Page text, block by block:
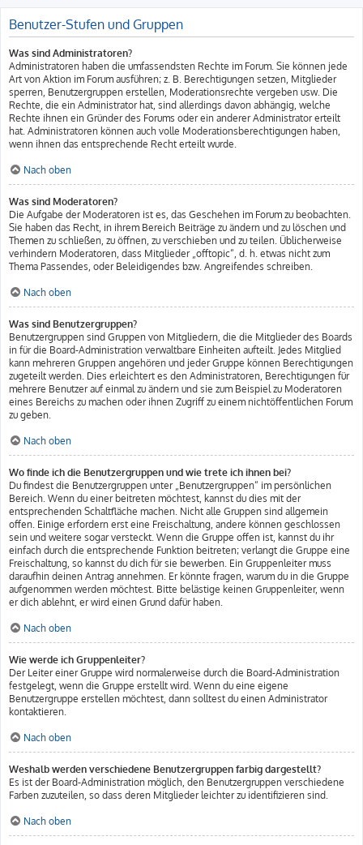
Benutzer-Stufen und Gruppen
Was sind Administratoren?
Administratoren haben die umfassendsten Rechte im Forum. Sie können jede
Art von Aktion im Forum ausführen; z. B. Berechtigungen setzen, Mitglieder
sperren, Benutzergruppen erstellen, Moderationsrechte vergeben usw. Die
Rechte, die ein Administrator hat, sind allerdings davon abhängig, welche
Rechte ihnen ein Gründer des Forums oder ein anderer Administrator erteilt
hat. Administratoren können auch volle Moderationsberechtigungen haben,
wenn ihnen das entsprechende Recht erteilt wurde.
Nach oben
Was sind Moderatoren?
Die Aufgabe der Moderatoren ist es, das Geschehen im Forum zu beobachten.
Sie haben das Recht, in ihrem Bereich Beiträge zu ändern und zu löschen und
Themen zu schließen, zu öffnen, zu verschieben und zu teilen. Üblicherweise
verhindern Moderatoren, dass Mitglieder „offtopic“, d. h. etwas nicht zum
Thema Passendes, oder Beleidigendes bzw. Angreifendes schreiben.
Nach oben
Was sind Benutzergruppen?
Benutzergruppen sind Gruppen von Mitgliedern, die die Mitglieder des Boards
in für die Board-Administration verwaltbare Einheiten aufteilt. Jedes Mitglied
kann mehreren Gruppen angehören und jeder Gruppe können Berechtigungen
zugeteilt werden. Dies erleichtert es den Administratoren, Berechtigungen für
mehrere Benutzer auf einmal zu ändern und sie zum Beispiel zu Moderatoren
eines Bereichs zu machen oder ihnen Zugriff zu einem nichtöffentlichen Forum
zu geben.
Nach oben
Wo finde ich die Benutzergruppen und wie trete ich ihnen bei?
Du findest die Benutzergruppen unter „Benutzergruppen“ im persönlichen
Bereich. Wenn du einer beitreten möchtest, kannst du dies mit der
entsprechenden Schaltfläche machen. Nicht alle Gruppen sind allgemein
offen. Einige erfordern erst eine Freischaltung, andere können geschlossen
sein und weitere sogar versteckt. Wenn die Gruppe offen ist, kannst du ihr
einfach durch die entsprechende Funktion beitreten; verlangt die Gruppe eine
Freischaltung, so kannst du dich für sie bewerben. Ein Gruppenleiter muss
daraufhin deinen Antrag annehmen. Er könnte fragen, warum du in die Gruppe
aufgenommen werden möchtest. Bitte belästige keinen Gruppenleiter, wenn
er dich ablehnt, er wird einen Grund dafür haben.
Nach oben
Wie werde ich Gruppenleiter?
Der Leiter einer Gruppe wird normalerweise durch die Board-Administration
festgelegt, wenn die Gruppe erstellt wird. Wenn du eine eigene
Benutzergruppe erstellen möchtest, dann solltest du einen Administrator
kontaktieren.
Nach oben
Weshalb werden verschiedene Benutzergruppen farbig dargestellt?
Es ist der Board-Administration möglich, den Benutzergruppen verschiedene
Farben zuzuteilen, so dass deren Mitglieder leichter zu identifizieren sind.
Nach oben